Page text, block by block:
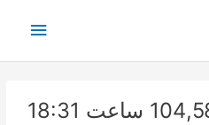
اصلی